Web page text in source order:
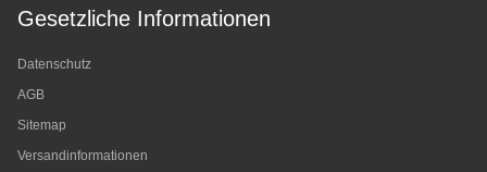
Gesetzliche Informationen
Datenschutz
AGB
Sitemap
Versandinformationen